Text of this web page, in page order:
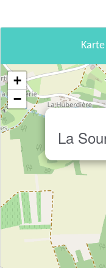
La
+
−